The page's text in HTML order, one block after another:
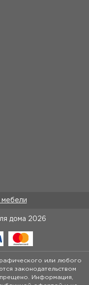
мебели
дома 2026
или любого
законодательством
Информация,